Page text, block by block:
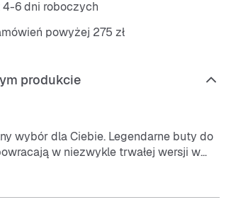
6 dni roboczych
powyżej 275 zł
produkcie
wybór dla Ciebie. Legendarne buty do
w niezwykle trwałej wersji w
wokół kostki i gumowy bieżnik
te sneakersy.